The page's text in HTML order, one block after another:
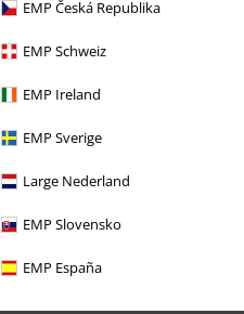
EMP Česká Republika
EMP Schweiz
EMP Ireland
EMP Sverige
Large Nederland
EMP Slovensko
EMP España
DMC